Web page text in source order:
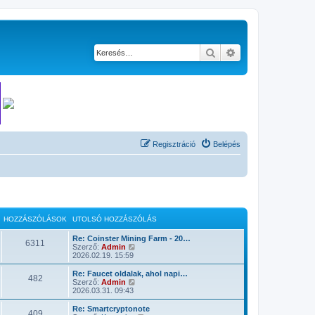
Keresés
Belépés
Regisztráció
HOZZÁSZÓLÁSOK UTOLSÓ HOZZÁSZÓLÁS
6311
Re: Coinster Mining Farm - 20…
Szerző: Admin
o
l
z
2026.02.19. 15:59
482
Re: Faucet oldalak, ahol napi…
Szerző: Admin
o
l
2026.03.31. 09:43
Re: Smartcryptonote